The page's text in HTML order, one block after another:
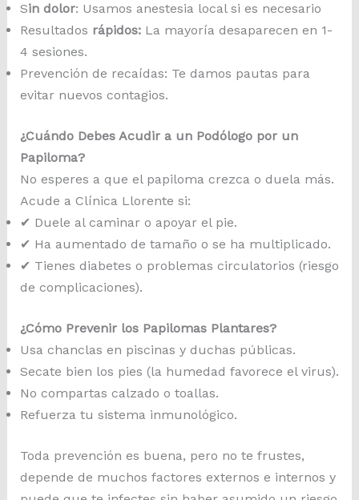
Sin dolor: Usamos anestesia local si es necesario
Resultados rápidos:La mayoría desaparecen en 1-
4 sesiones.
Prevención de recaídas: Te damos pautas para
evitar nuevos contagios.
¿Cuándo Debes Acudir a un Podólogo por un
Papiloma?
No esperes a que el papiloma crezca o duela más.
Acude a Clínica Llorente si:
✔ Duele al caminar o apoyar el pie.
✔ Ha aumentado de tamaño o se ha multiplicado.
✔ Tienes diabetes o problemas circulatorios (riesgo
de complicaciones).
¿Cómo Prevenir los Papilomas Plantares?
Usa chanclas en piscinas y duchas públicas.
Secate bien los pies (la humedad favorece el virus).
No compartas calzado o toallas.
Refuerza tu sistema inmunológico.
Toda prevención es buena, pero no te frustes,
depende de muchos factores externos e internos y